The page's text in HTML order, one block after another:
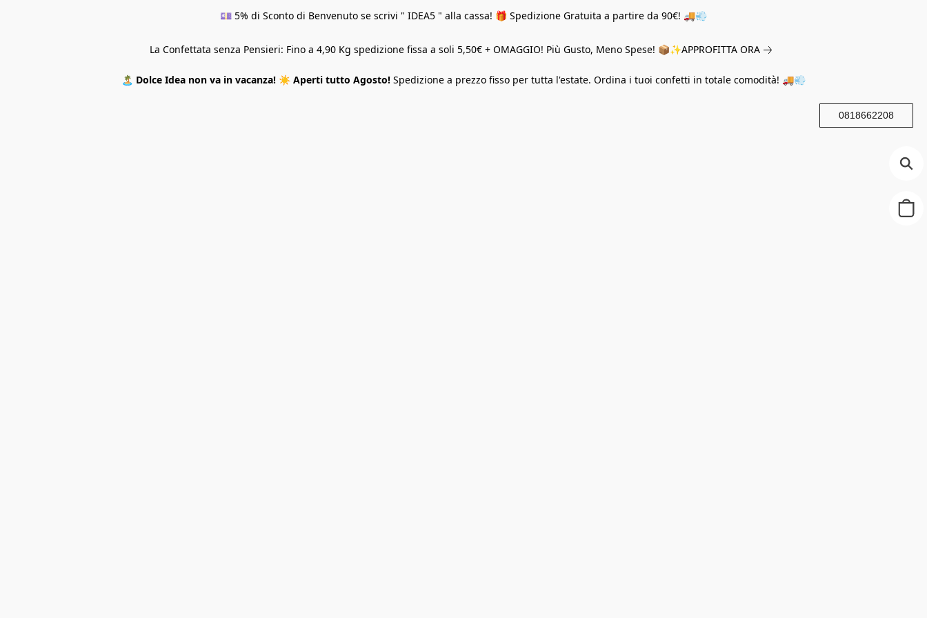
💷 5% di Sconto di Benvenuto se scrivi " IDEA5 " alla cassa! 🎁 Spedizione Gratuita a partire da 90€! 🚚💨
La Confettata senza Pensieri: Fino a 4,90 Kg spedizione fissa a soli 5,50€ + OMAGGIO! Più Gusto, Meno Spese! 📦✨APPROFITTA ORA
🏝️ Dolce Idea non va in vacanza! ☀️ Aperti tutto Agosto! Spedizione a prezzo fisso per tutta l'estate. Ordina i tuoi confetti in totale comodità! 🚚💨
0818662208